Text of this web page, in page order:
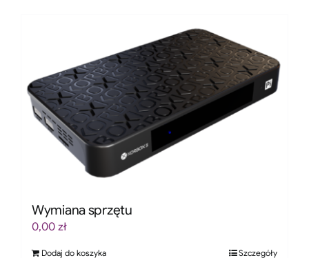
Wymiana sprzętu
0,00 zł
Dodaj do koszyka Szczegóły